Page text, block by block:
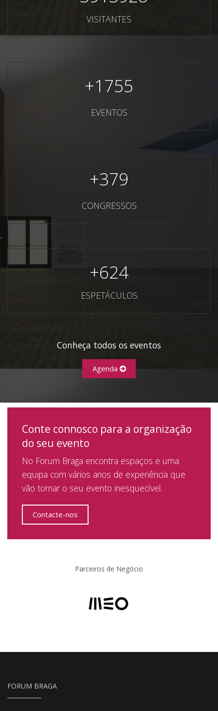
VISITANTES
+1755
EVENTOS
+379
CONGRESSOS
+624
ESPETÁCULOS
Conheça todos os eventos
Agenda
Conte connosco para a organização
do seu evento
No Forum Braga encontra espaços e uma
equipa com vários anos de experiência que
vão tornar o seu evento inesquecível.
Contacte-nos
Parceiros de Negócio
FORUM BRAGA